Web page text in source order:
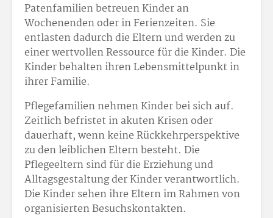
Patenfamilien betreuen Kinder an
Wochenenden oder in Ferienzeiten. Sie
entlasten dadurch die Eltern und werden zu
einer wertvollen Ressource für die Kinder. Die
Kinder behalten ihren Lebensmittelpunkt in
ihrer Familie.
Pflegefamilien nehmen Kinder bei sich auf.
Zeitlich befristet in akuten Krisen oder
dauerhaft, wenn keine Rückkehrperspektive
zu den leiblichen Eltern besteht. Die
Pflegeeltern sind für die Erziehung und
Alltagsgestaltung der Kinder verantwortlich.
Die Kinder sehen ihre Eltern im Rahmen von
organisierten Besuchskontakten.